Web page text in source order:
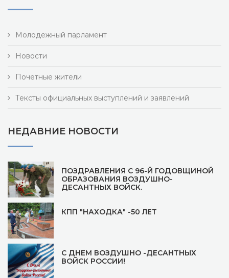
Молодежный парламент
Новости
Почетные жители
Тексты официальных выступлений и заявлений
НЕДАВНИЕ НОВОСТИ
ПОЗДРАВЛЕНИЯ С 96-Й ГОДОВЩИНОЙ
ОБРАЗОВАНИЯ ВОЗДУШНО-
ДЕСАНТНЫХ ВОЙСК.
КПП "НАХОДКА" -50 ЛЕТ
С ДНЕМ ВОЗДУШНО -ДЕСАНТНЫХ
ВОЙСК РОССИИ!